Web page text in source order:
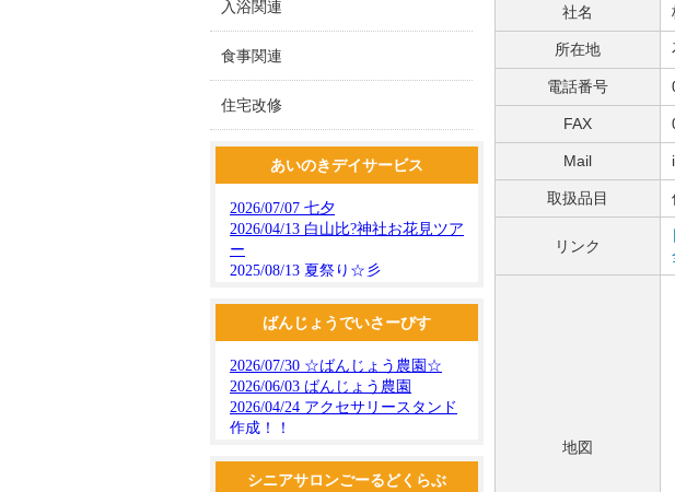
入浴関連
食事関連
住宅改修
あいのきデイサービス
ばんじょうでいさーびす
シニアサロンごーるどくらぶ
社名
所在地
電話番号
FAX
Mail
取扱品目
リンク
地図